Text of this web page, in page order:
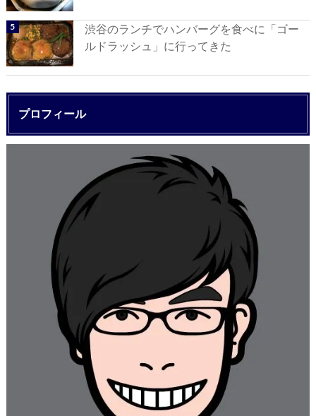
渋谷のランチでハンバーグを食べに「ゴー
ルドラッシュ」に行ってきた
プロフィール